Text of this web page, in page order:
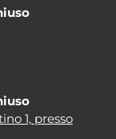
1, presso